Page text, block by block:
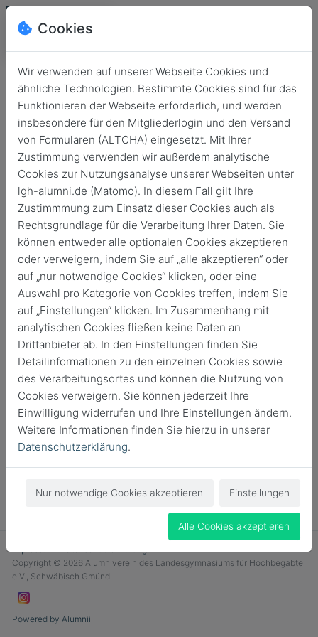
Login
Keine Zugangsdaten?
Login
Jetzt Mitglied werden
Impressum Datenschutzerklärung
Copyright © 2026 Alumniverein des Landesgymnasiums für Hochbegabte
e.V., Schwäbisch Gmünd
Powered by Alumnii
Cookies
Wir verwenden auf unserer Webseite Cookies und
ähnliche Technologien. Bestimmte Cookies sind für das
Funktionieren der Webseite erforderlich, und werden
insbesondere für den Mitgliederlogin und den Versand
von Formularen (ALTCHA) eingesetzt. Mit Ihrer
Zustimmung verwenden wir außerdem analytische
Cookies zur Nutzungsanalyse unserer Webseiten unter
lgh-alumni.de (Matomo). In diesem Fall gilt Ihre
Zustimmmung zum Einsatz dieser Cookies auch als
Rechtsgrundlage für die Verarbeitung Ihrer Daten. Sie
können entweder alle optionalen Cookies akzeptieren
oder verweigern, indem Sie auf „alle akzeptieren“ oder
auf „nur notwendige Cookies“ klicken, oder eine
Auswahl pro Kategorie von Cookies treffen, indem Sie
auf „Einstellungen“ klicken. Im Zusammenhang mit
analytischen Cookies fließen keine Daten an
Drittanbieter ab. In den Einstellungen finden Sie
Detailinformationen zu den einzelnen Cookies sowie
des Verarbeitungsortes und können die Nutzung von
Cookies verweigern. Sie können jederzeit Ihre
Einwilligung widerrufen und Ihre Einstellungen ändern.
Weitere Informationen finden Sie hierzu in unserer
Datenschutzerklärung.
Nur notwendige Cookies akzeptieren Einstellungen
Alle Cookies akzeptieren